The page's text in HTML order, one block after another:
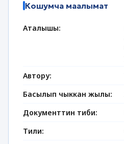
Кошумча маалымат
Аталышы:
Автору:
Басылып чыккан жылы:
Документтин тиби:
Тили: